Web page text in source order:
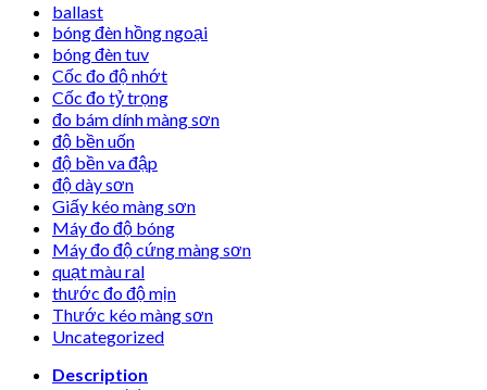
ballast
bóng đèn hồng ngoại
bóng đèn tuv
Cốc đo độ nhớt
Cốc đo tỷ trọng
đo bám dính màng sơn
độ bền uốn
độ bền va đập
độ dày sơn
Giấy kéo màng sơn
Máy đo độ bóng
Máy đo độ cứng màng sơn
quạt màu ral
thước đo độ mịn
Thước kéo màng sơn
Uncategorized
Description